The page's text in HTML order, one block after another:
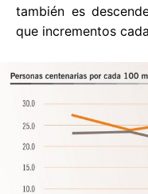
también es
que incrementos